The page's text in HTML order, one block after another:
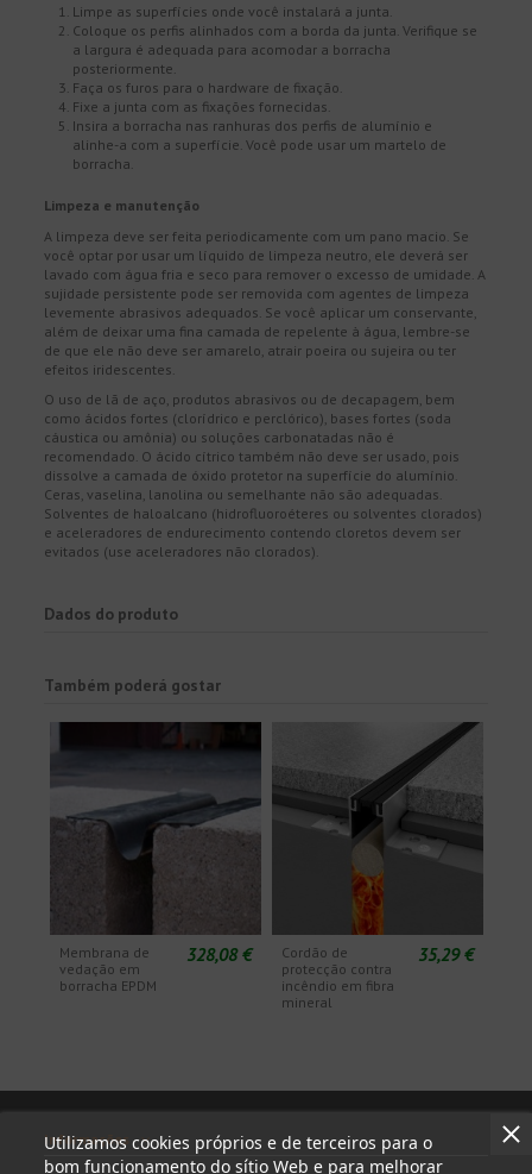
Limpe as superfícies onde você instalará a junta.
Coloque os perfis alinhados com a borda da junta. Verifique se
a largura é adequada para acomodar a borracha
posteriormente.
Faça os furos para o hardware de fixação.
Fixe a junta com as fixações fornecidas.
Insira a borracha nas ranhuras dos perfis de alumínio e
alinhe-a com a superfície. Você pode usar um martelo de
borracha.
Limpeza e manutenção
A limpeza deve ser feita periodicamente com um pano macio. Se
você optar por usar um líquido de limpeza neutro, ele deverá ser
lavado com água fria e seco para remover o excesso de umidade. A
sujidade persistente pode ser removida com agentes de limpeza
levemente abrasivos adequados. Se você aplicar um conservante,
além de deixar uma fina camada de repelente à água, lembre-se
de que ele não deve ser amarelo, atrair poeira ou sujeira ou ter
efeitos iridescentes.
O uso de lã de aço, produtos abrasivos ou de decapagem, bem
como ácidos fortes (clorídrico e perclórico), bases fortes (soda
cáustica ou amônia) ou soluções carbonatadas não é
recomendado. O ácido cítrico também não deve ser usado, pois
dissolve a camada de óxido protetor na superfície do alumínio.
Ceras, vaselina, lanolina ou semelhante não são adequadas.
Solventes de haloalcano (hidrofluoroéteres ou solventes clorados)
e aceleradores de endurecimento contendo cloretos devem ser
evitados (use aceleradores não clorados).
Dados do produto
Também poderá gostar
Membrana de
vedação em
borracha EPDM
328,08 €
Cordão de
protecção contra
incêndio em fibra
mineral
35,29 €
Utilizamos cookies próprios e de terceiros para o
bom funcionamento do sítio Web e para melhorar
Informações